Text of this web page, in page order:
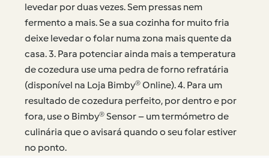
levedar por duas vezes. Sem pressas nem
fermento a mais. Se a sua cozinha for muito fria
deixe levedar o folar numa zona mais quente da
casa. 3. Para potenciar ainda mais a temperatura
de cozedura use uma pedra de forno refratária
(disponível na Loja Bimby® Online). 4. Para um
resultado de cozedura perfeito, por dentro e por
fora, use o Bimby® Sensor – um termómetro de
culinária que o avisará quando o seu folar estiver
no ponto.